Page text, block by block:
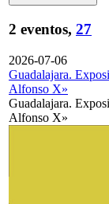
2 eventos, 27
2026-07-06
Guadalajara.
Alfonso X»
Guadalajara.
Alfonso X»